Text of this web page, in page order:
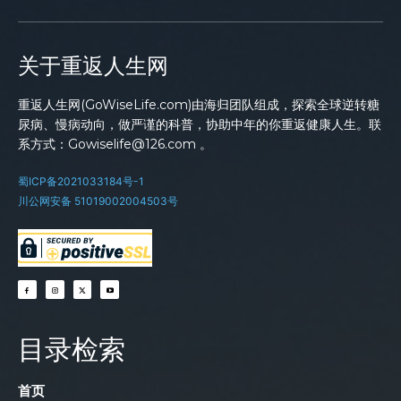
关于重返人生网
重返人生网(GoWiseLife.com)由海归团队组成，探索全球逆转糖
尿病、慢病动向，做严谨的科普，协助中年的你重返健康人生。联
系方式：Gowiselife@126.com 。
蜀ICP备2021033184号-1
川公网安备 51019002004503号
目录检索
首页